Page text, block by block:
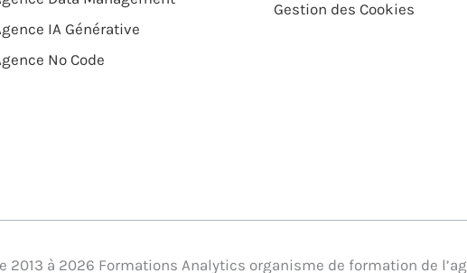
IA Générative
No Code
Gestion des Cookies
2013 à 2026 Formations Analytics organisme de formation de